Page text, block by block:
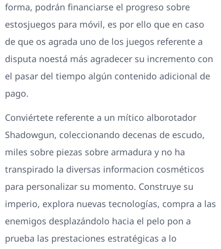
forma, podrán financiarse el progreso sobre
estosjuegos para móvil, es por ello que en caso
de que os agrada uno de los juegos referente a
disputa noestá más agradecer su incremento con
el pasar del tiempo algún contenido adicional de
pago.
Conviértete referente a un mítico alborotador
Shadowgun, coleccionando decenas de escudo,
miles sobre piezas sobre armadura y no ha
transpirado la diversas informacion cosméticos
para personalizar su momento. Construye su
imperio, explora nuevas tecnologías, compra a las
enemigos desplazándolo hacia el pelo pon a
prueba las prestaciones estratégicas a lo